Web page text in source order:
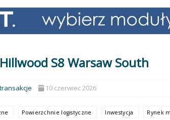
S8 Warsaw South
10 czerwiec 2026
Powierzchnie logistyczne Inwestycja Rynek